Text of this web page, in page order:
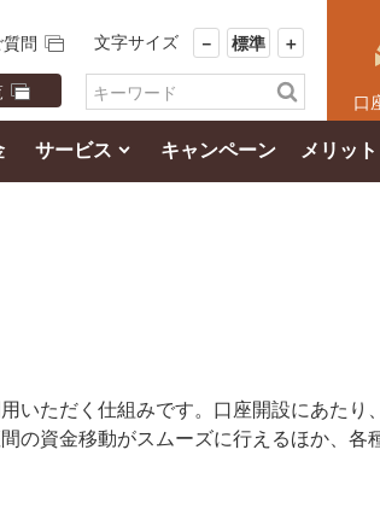
問 文字サイズ － 標準 ＋
口
サービス キャンペーン メリット
いただく仕組みです。口座開設にあたり
の資金移動がスムーズに行えるほか、各